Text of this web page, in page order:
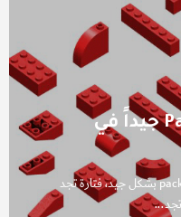
كيف تصمم الPackages جيداً في
كثير من المبرمجين لا يستخدموا ال packages بشكل جيد، فتارة تجد